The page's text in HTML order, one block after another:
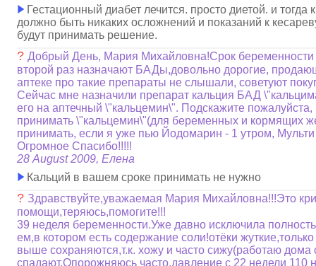
Гестационный диабет лечится. просто диетой. и тогда
должно быть никаких осложнений и показаний к
будут принимать решение.
?Добрый День, Мария Михайловна!Срок беременности
второй раз назначают БАДы,довольно дорогие,
аптеке про такие препараты не слышали, советуют
Сейчас мне назначили препарат кальция БАД
его на аптечный \"кальцемин\". Подскажите
принимать \"кальцемин\"(для беременных и кормящих
принимать, если я уже пью Йодомарин - 1 утром,
Огромное Спасибо!!!!!
28 August 2009, Елена
Кальций в вашем сроке принимать не нужно
? Здравствуйте,уважаемая Мария Михайловна!!!Это
помощи,теряюсь,помогите!!!
39 неделя беременности.Уже давно исключила
ем,в котором есть содержание соли!отёки жуткие,только
выше сохраняются,т.к. хожу и часто сижу(работаю дома
спадают.Опорожняюсь часто,давление с 22 недели 110